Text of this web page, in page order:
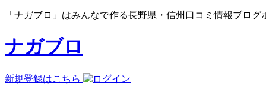
「ナガブロ」はみんなで作る長野県・信州口コミ情報ブログ
ナガブロ
新規登録はこちら